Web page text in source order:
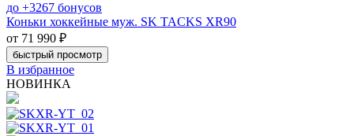
до +3267 бонусов
Коньки хоккейные муж. SK TACKS XR90
от 71 990 ₽
быстрый просмотр
В избранное
НОВИНКА